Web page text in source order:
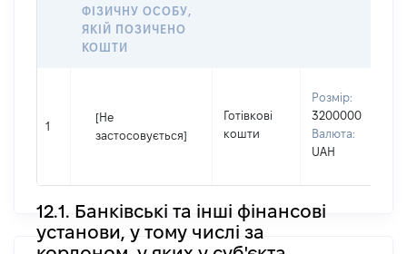
ФІЗИЧНУ ОСОБУ,
ЯКІЙ ПОЗИЧЕНО
КОШТИ
1
[Не
застосовується]
Готівкові
кошти
Розмір:
3200000
Валюта:
UAH
12.1. Банківські та інші фінансові
установи, у тому числі за